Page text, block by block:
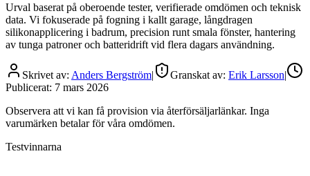
Urval baserat på oberoende tester, verifierade omdömen och teknisk
data. Vi fokuserade på fogning i kallt garage, långdragen
silikonapplicering i badrum, precision runt smala fönster, hantering
av tunga patroner och batteridrift vid flera dagars användning.
Skrivet av: Anders Bergström| Granskat av: Erik Larsson|
Publicerat: 7 mars 2026
Observera att vi kan få provision via återförsäljarlänkar. Inga
varumärken betalar för våra omdömen.
Testvinnarna